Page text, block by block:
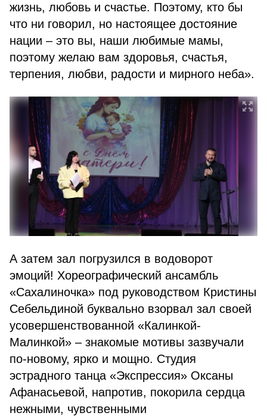
жизнь, любовь и счастье. Поэтому, кто бы
что ни говорил, но настоящее достояние
нации – это вы, наши любимые мамы,
поэтому желаю вам здоровья, счастья,
терпения, любви, радости и мирного неба».
А затем зал погрузился в водоворот
эмоций! Хореографический ансамбль
«Сахалиночка» под руководством Кристины
Себельдиной буквально взорвал зал своей
усовершенствованной «Калинкой-
Малинкой» – знакомые мотивы зазвучали
по-новому, ярко и мощно. Студия
эстрадного танца «Экспрессия» Оксаны
Афанасьевой, напротив, покорила сердца
нежными, чувственными